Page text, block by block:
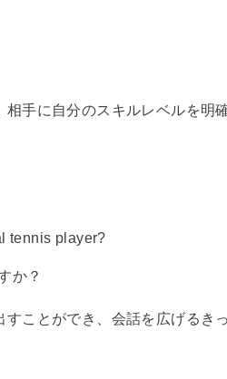
手に自分のスキルレベルを明
tennis player?
か？
ことができ、会話を広げるき